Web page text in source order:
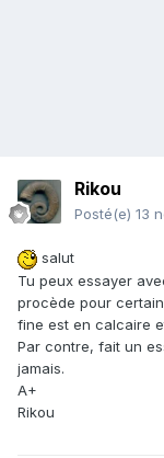
Rikou
Posté(e) 13
salut
Tu peux essayer
procède pour
fine est en calcaire
Par contre, fait un
jamais.
A+
Rikou